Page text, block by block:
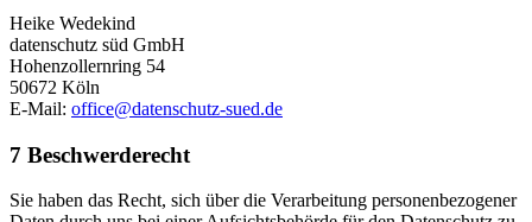
Heike Wedekind
datenschutz süd GmbH
Hohenzollernring 54
50672 Köln
E-Mail: office@datenschutz-sued.de
7 Beschwerderecht
Sie haben das Recht, sich über die Verarbeitung personenbezogener